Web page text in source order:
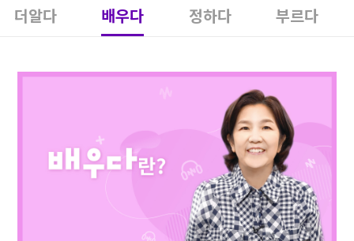
더알다 배우다 정하다 부르다